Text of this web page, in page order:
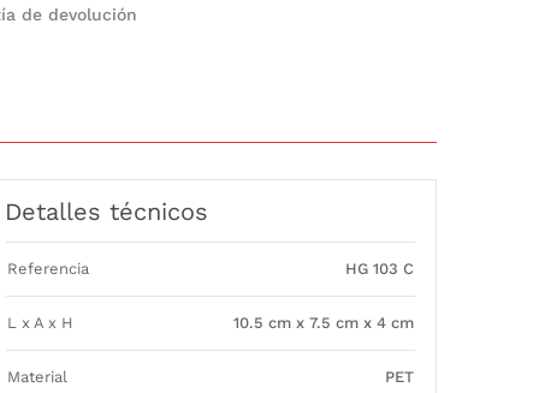
de devolución
Detalles técnicos
Referencia HG 103 C
L x A x H 10.5 cm x 7.5 cm x 4 cm
Material PET